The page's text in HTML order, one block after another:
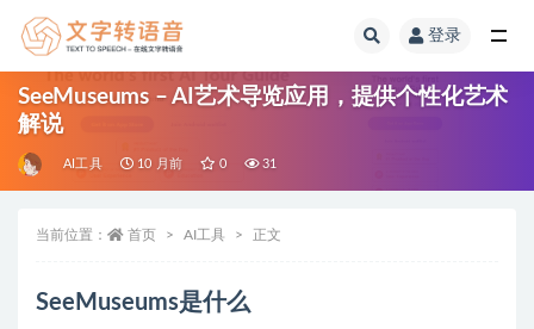
登录
SeeMuseums – AI艺术导览应用，提供个性化艺术
解说
AI工具 10 月前 0 31
当前位置： 首页 AI工具 正文
SeeMuseums是什么